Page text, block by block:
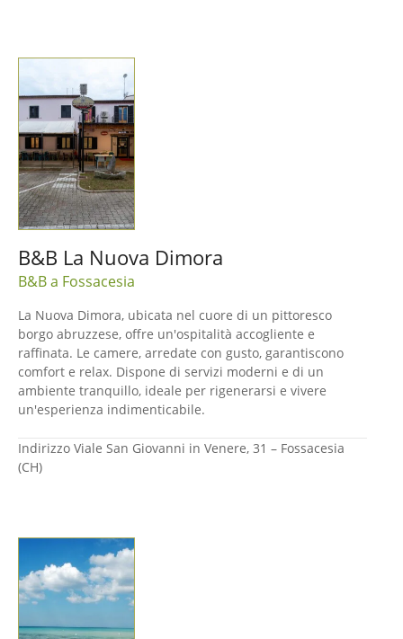
B&B La Nuova Dimora
B&B a Fossacesia
La Nuova Dimora, ubicata nel cuore di un pittoresco
borgo abruzzese, offre un'ospitalità accogliente e
raffinata. Le camere, arredate con gusto, garantiscono
comfort e relax. Dispone di servizi moderni e di un
ambiente tranquillo, ideale per rigenerarsi e vivere
un'esperienza indimenticabile.
Indirizzo Viale San Giovanni in Venere, 31 – Fossacesia
(CH)